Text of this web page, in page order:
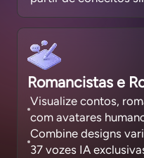
Romancistas e
Visualize contos,
com avatares
Combine designs
37 vozes IA